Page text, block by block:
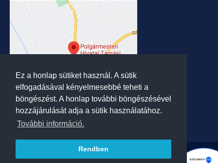
Ez a honlap sütiket használ. A sütik
elfogadásával kényelmesebbé teheti a
böngészést. A honlap további böngészésével
hozzájárulását adja a sütik használatához.
További információ.
Rendben